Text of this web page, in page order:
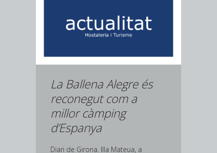
La Ballena Alegre és
reconegut com a
millor càmping
d’Espanya
Diari de Girona. Illa Mateua, a